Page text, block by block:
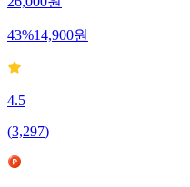
26,000원
43%14,900원
4.5
(3,297)